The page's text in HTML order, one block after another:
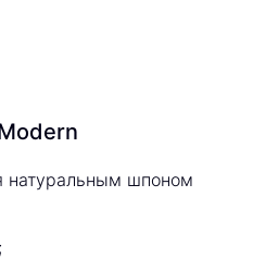
натуральным шпоном